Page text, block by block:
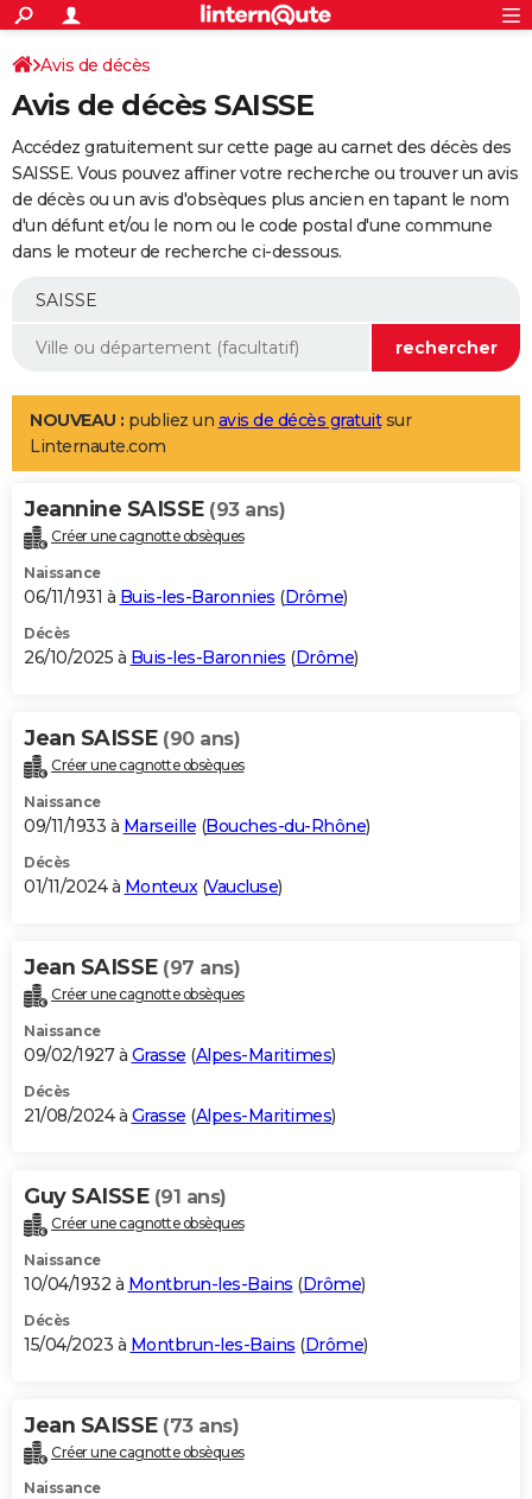
ACTUALITÉS
Politique
Société
Faits Divers
Education
Monde
Villes
+
SPORT
Coupe du monde 2026
Football
Tennis
Cyclisme
Rugby
Forum
Programme TV
TNT
Streaming
Cinéma
Sorties cinéma
Musique
+
FINANCE
Retraite
Impôts
Epargne
Immobilier
Risques naturels par ville
Banque
Assurance
Crédit
AUTO
Essais
Réserver un essai
Citadines
Berlines
SUV
Forum auto
+
Mobiles
Meilleur smartphone
Internet
Ordinateurs
Jeux vidéo
Guide high-tech
Aménagement intérieur
LIFESTYLE
Art de vivre
Bien-être
Loisirs
Mode
Modes de vie
Alimentation
Guide de la santé
Maladies
Médicaments
Sommeil
VOYAGE
Destinations
City break
Voyage nature
Voyage de noces
Forum
Climat
+PHOTO
GUIDES D'ACHAT
BONS PLANS
Carte de Noël
Carte Bonne année
Carte Saint-Valentin
Carte Pâques
Carte d'anniversaire
DICTIONNAIRE
Dictionnaire
Biographies
Citations
Expressions
Proverbes
PROGRAMME TV
S'inscrire
Se connecter
Lycées
Collèges
Primaires
Universités
Entreprises
Service militaire
Avis de recherche
AVIS DE DÉCÈS
Bricolage
Lifestyle
Culture
Sport
Auto
Television
Voyage
Cinema
Avis de décès
Avis de décès SAISSE
Accédez gratuitement sur cette page au carnet des décès des
SAISSE. Vous pouvez affiner votre recherche ou trouver un avis
de décès ou un avis d'obsèques plus ancien en tapant le nom
d'un défunt et/ou le nom ou le code postal d'une commune
dans le moteur de recherche ci-dessous.
NOUVEAU : publiez un avis de décès gratuitsur
Linternaute.com
Jeannine SAISSE (93 ans)
Créer une cagnotte obsèques
Naissance
06/11/1931 à Buis-les-Baronnies (Drôme)
Décès
26/10/2025 à Buis-les-Baronnies (Drôme)
Jean SAISSE (90 ans)
Créer une cagnotte obsèques
Naissance
09/11/1933 à Marseille (Bouches-du-Rhône)
Décès
01/11/2024 à Monteux(Vaucluse)
Jean SAISSE (97 ans)
Créer une cagnotte obsèques
Naissance
09/02/1927 à Grasse (Alpes-Maritimes)
Décès
21/08/2024 à Grasse (Alpes-Maritimes)
Guy SAISSE (91 ans)
Créer une cagnotte obsèques
Naissance
10/04/1932 à Montbrun-les-Bains (Drôme)
Décès
15/04/2023 à Montbrun-les-Bains (Drôme)
Jean SAISSE (73 ans)
Créer une cagnotte obsèques
Naissance